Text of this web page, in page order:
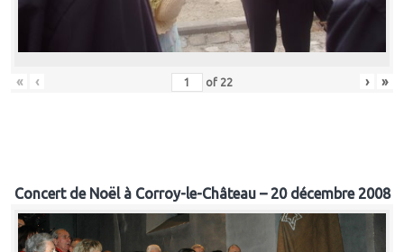
« ‹ of 22 › »
Concert de Noël à Corroy-le-Château – 20 décembre 2008